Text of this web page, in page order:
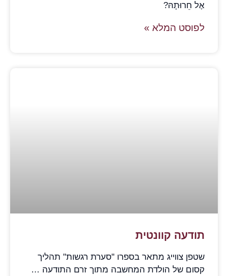
אֶל חֵרוּתָהּ?
לפוסט המלא »
תודעה קוונטית
שטפן צווייג מתאר בספרו "סערת רגשות" תהליך
קסום של הולדת המחשבה מתוך זרם התודעה …